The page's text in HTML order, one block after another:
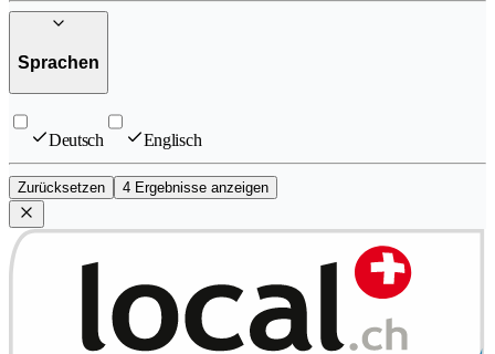
Sprachen
Deutsch Englisch
Zurücksetzen 4 Ergebnisse anzeigen